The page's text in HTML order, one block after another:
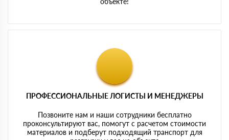
ПРОФЕССИОНАЛЬНЫЕ ЛОГИСТЫ И МЕНЕДЖЕРЫ
Позвоните нам и наши сотрудники бесплатно
проконсультируют вас, помогут с расчетом стоимости
материалов и подберут подходящий транспорт для